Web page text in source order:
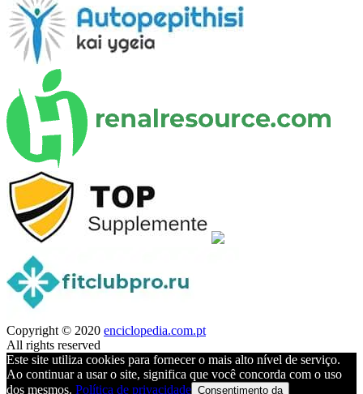
Copyright © 2020 enciclopedia.com.pt
All rights reserved
Este site utiliza cookies para fornecer o mais alto nível de serviço.
Ao continuar a usar o site, significa que você concorda com o uso
dos mesmos. Política de privacidade Consentimento da